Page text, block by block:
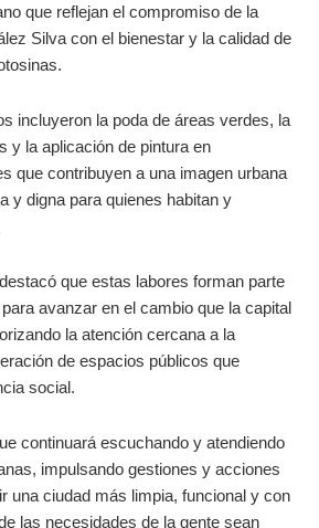
que reflejan el compromiso de la
Silva con el bienestar y la calidad de
incluyeron la poda de áreas verdes, la
y la aplicación de pintura en
que contribuyen a una imagen urbana
y digna para quienes habitan y
que estas labores forman parte
avanzar en el cambio que la capital
la atención cercana a la
de espacios públicos que
social.
continuará escuchando y atendiendo
impulsando gestiones y acciones
una ciudad más limpia, funcional y con
las necesidades de la gente sean